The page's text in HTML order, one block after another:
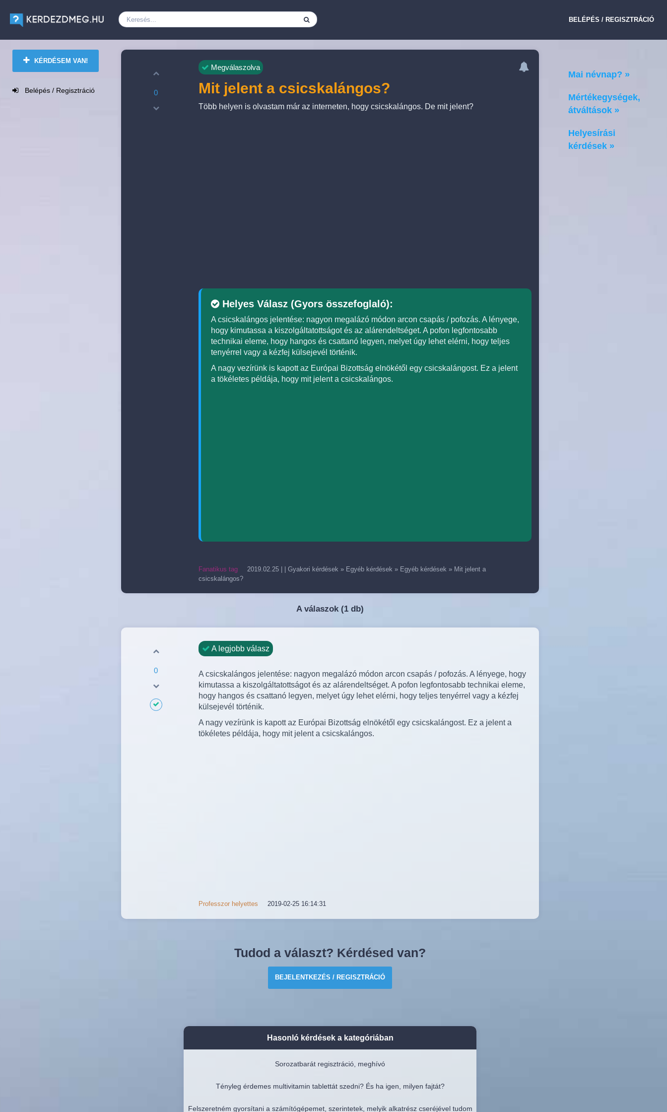
BELÉPÉS / REGISZTRÁCIÓ
KÉRDÉSEM VAN!
Belépés / Regisztráció 0
Megválaszolva
Mit jelent a csicskalángos?
Több helyen is olvastam már az interneten, hogy csicskalángos. De mit jelent?
Helyes Válasz (Gyors összefoglaló):
A csicskalángos jelentése: nagyon megalázó módon arcon csapás / pofozás. A lényege,
hogy kimutassa a kiszolgáltatottságot és az alárendeltséget. A pofon legfontosabb
technikai eleme, hogy hangos és csattanó legyen, melyet úgy lehet elérni, hogy teljes
tenyérrel vagy a kézfej külsejevél történik.
A nagy vezírünk is kapott az Európai Bizottság elnökétől egy csicskalángost. Ez a jelent
a tökéletes példája, hogy mit jelent a csicskalángos.
Fanatikus tag 2019.02.25 Gyakori kérdések » Egyéb kérdések » Egyéb kérdések » Mit jelent a
csicskalángos?
A válaszok (1 db)
0
A legjobb válasz
A csicskalángos jelentése: nagyon megalázó módon arcon csapás / pofozás. A lényege, hogy
kimutassa a kiszolgáltatottságot és az alárendeltséget. A pofon legfontosabb technikai eleme,
hogy hangos és csattanó legyen, melyet úgy lehet elérni, hogy teljes tenyérrel vagy a kézfej
külsejevél történik.
A nagy vezírünk is kapott az Európai Bizottság elnökétől egy csicskalángost. Ez a jelent a
tökéletes példája, hogy mit jelent a csicskalángos.
Professzor helyettes 2019-02-25 16:14:31
Tudod a választ? Kérdésed van?
BEJELENTKEZÉS / REGISZTRÁCIÓ
Hasonló kérdések a kategóriában
Sorozatbarát regisztráció, meghívó
Tényleg érdemes multivitamin tablettát szedni? És ha igen, milyen fajtát?
Felszeretném gyorsítani a számítógépemet, szerintetek, melyik alkatrész cseréjével tudom
Mai névnap? »
Mértékegységek,
átváltások »
Helyesírási
kérdések »